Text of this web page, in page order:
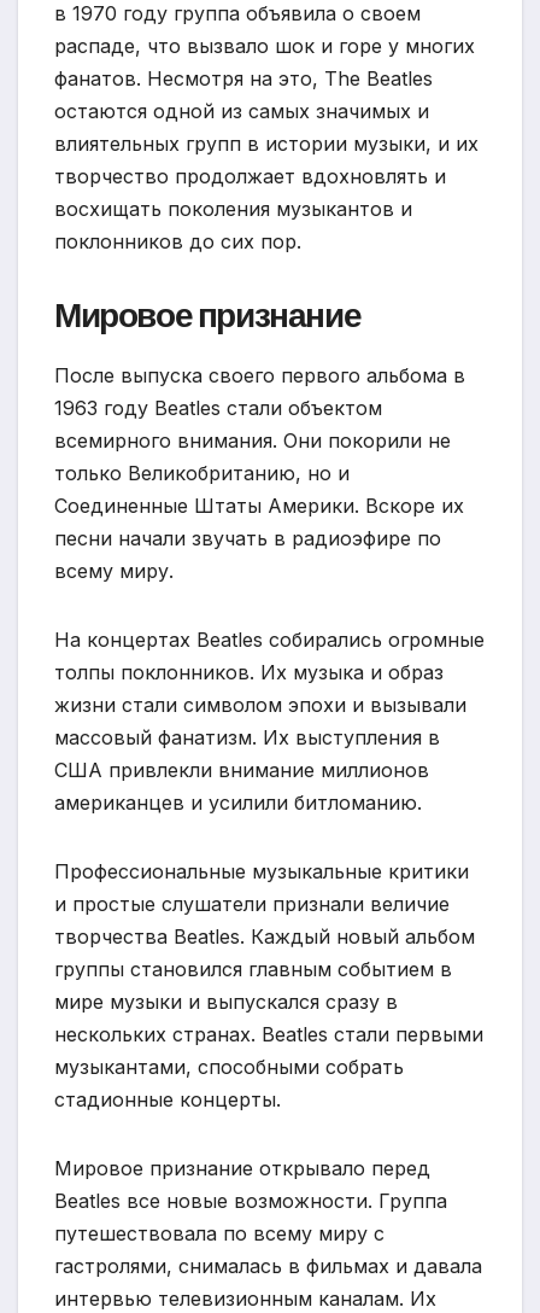
в 1970 году группа объявила о своем
распаде, что вызвало шок и горе у многих
фанатов. Несмотря на это, The Beatles
остаются одной из самых значимых и
влиятельных групп в истории музыки, и их
творчество продолжает вдохновлять и
восхищать поколения музыкантов и
поклонников до сих пор.
Мировое признание
После выпуска своего первого альбома в
1963 году Beatles стали объектом
всемирного внимания. Они покорили не
только Великобританию, но и
Соединенные Штаты Америки. Вскоре их
песни начали звучать в радиоэфире по
всему миру.
На концертах Beatles собирались огромные
толпы поклонников. Их музыка и образ
жизни стали символом эпохи и вызывали
массовый фанатизм. Их выступления в
США привлекли внимание миллионов
американцев и усилили битломанию.
Профессиональные музыкальные критики
и простые слушатели признали величие
творчества Beatles. Каждый новый альбом
группы становился главным событием в
мире музыки и выпускался сразу в
нескольких странах. Beatles стали первыми
музыкантами, способными собрать
стадионные концерты.
Мировое признание открывало перед
Beatles все новые возможности. Группа
путешествовала по всему миру с
гастролями, снималась в фильмах и давала
интервью телевизионным каналам. Их